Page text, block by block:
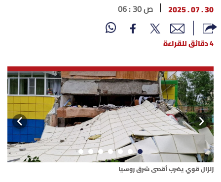
الغلاف
نداء اليوم
محليات
أسرار
متفرقات
نداء القرّاء
خاص الموقع
30 . 07 . 2025 06 : 30 ص
4 دقائق للقراءة
زلزال قوي يضرب أقصى شرق روسيا